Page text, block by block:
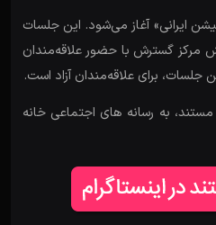
ایرانی» آغاز می‌شود. این جلسات
مرکز گسترش با حضور علاقه‌مندان
برای علاقه‌مندان آزاد است.
مستند، به رسانه های اجتماعی خانه